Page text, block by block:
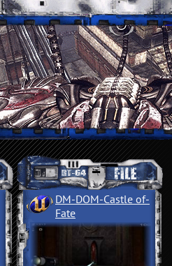
DM-DOM-Castle of­
Fate